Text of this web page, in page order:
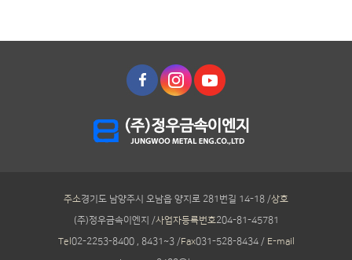
주소경기도 남양주시 오남읍 양지로 281번길 14-18 /상호
(주)정우금속이엔지 /사업자등록번호204-81-45781
Tel 02-2253-8400 , 8431~3 /Fax031-528-8434 / E-mail